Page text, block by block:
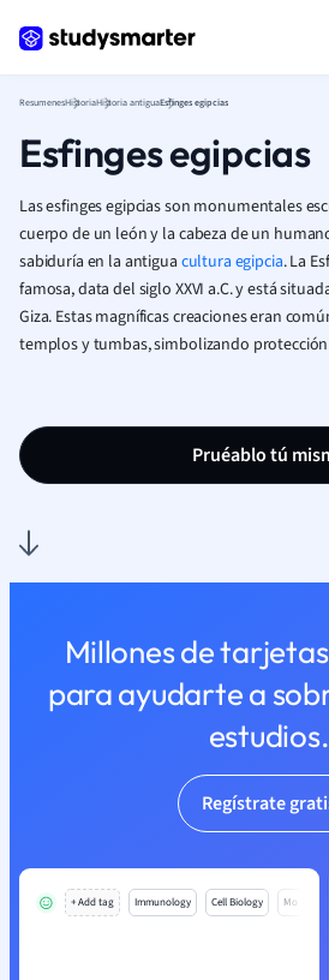
ResumenesHistoriaHistoria antiguaEsfinges egipcias
Esfinges egipcias
Las esfinges egipcias son monumentales
cuerpo de un león y la cabeza de un
sabiduría en la antigua cultura egipcia. La
famosa, data del siglo XXVI a.C. y está
Giza. Estas magníficas creaciones eran
templos y tumbas, simbolizando
Pruéablo tú
Millones de
para ayudarte a
estudios.
Regístrate
+ Add tag Immunology Cell Biology Mo